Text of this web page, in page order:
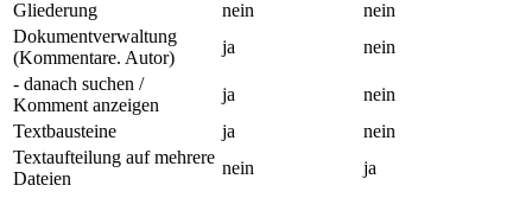
Gliederung
nein
nein
Dokumentverwaltung
(Kommentare. Autor)
ja
nein
- danach suchen /
Komment anzeigen
ja
nein
Textbausteine
ja
nein
Textaufteilung auf mehrere
Dateien
nein ja